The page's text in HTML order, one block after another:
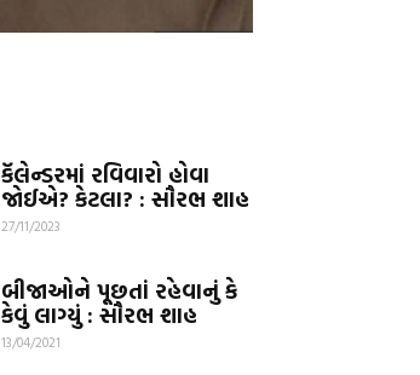
કૅલેન્ડરમાં રવિવારો હોવા
જોઈએ? કેટલા? : સૌરભ શાહ
27/11/2023
બીજાઓને પૂછતાં રહેવાનું કે
કેવું લાગ્યું : સૌરભ શાહ
13/04/2021